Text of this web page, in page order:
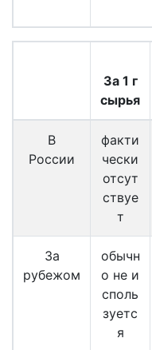
За 1 г
сырья
В
России
факти
чески
отсут
ствуе
т
За
рубежом
обычн
о не и
споль
зуетс
я